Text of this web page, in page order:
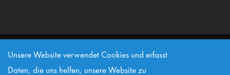
Copyright 2026 Amt Biesenthal-Barnim
Datenschutz
Informationspflicht nach DSGVO
Unsere Website verwendet Cookies und erfasst
Daten, die uns helfen, unsere Website zu